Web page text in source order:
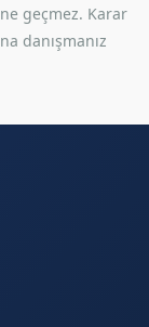
geçmez. Karar
danışmanız